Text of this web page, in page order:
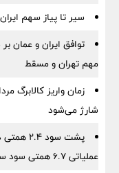
سیر تا پیاز سهم
توافق ایران و عمان
مهم تهران و مسقط
شارژ می‌شود
پشت
عملیاتی ۶.۷ همتی سود ساخت